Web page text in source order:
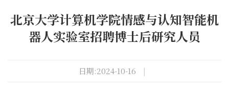
北京大学计算机学院情感与认知智能机
器人实验室招聘博士后研究人员
日期:2024-10-16 |